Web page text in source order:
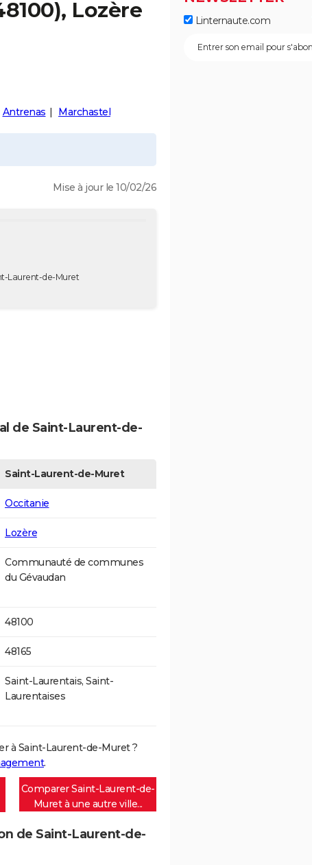
Lozère
Antrenas Marchastel
Mise à jour le 10/02/26
Laurent-de-Muret
de Saint-Laurent-de-
Saint-Laurent-de-Muret
Occitanie
Lozère
Communauté de communes
du Gévaudan
48100
48165
Saint-Laurentais, Saint-
Laurentaises
à Saint-Laurent-de-Muret ?
.
Comparer Saint-Laurent-de-
Muret à une autre ville...
de Saint-Laurent-de-
Linternaute.com